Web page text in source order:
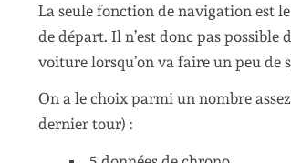
La seule fonction de navigation est
de départ. Il n’est donc pas
voiture lorsqu’on va faire un peu de
On a le choix parmi un nombre
dernier tour) :